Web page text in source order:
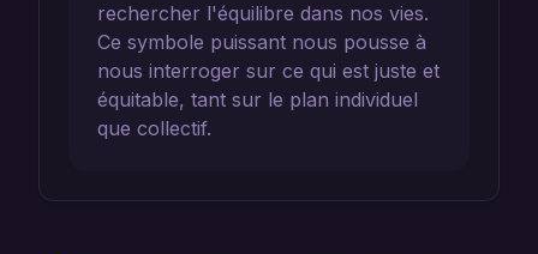
rechercher l'équilibre dans nos vies.
Ce symbole puissant nous pousse à
nous interroger sur ce qui est juste et
équitable, tant sur le plan individuel
que collectif.